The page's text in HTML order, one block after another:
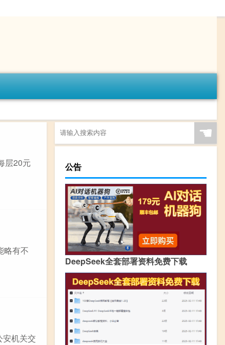
层20元
略有不
机关交
☚
公告
DeepSeek全套部署资料免费下载